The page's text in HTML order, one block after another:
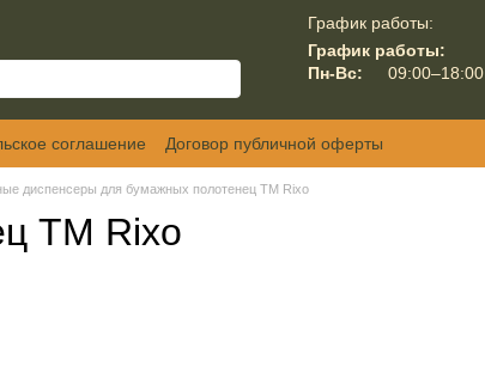
График работы:
График работы:
Пн-Вс:
09:00–18:00
соглашение
Договор публичной оферты
диспенсеры для бумажных полотенец ТМ Rixo
ТМ Rixo